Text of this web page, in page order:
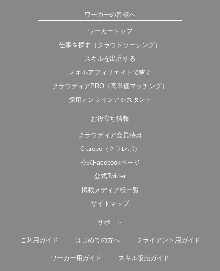
ワーカーの皆様へ
ワーカートップ
仕事を探す（クラウドソーシング）
スキルを出品する
スキルアフィリエイトで稼ぐ
クラウディアPRO（高単価マッチング）
採用オンラインアシスタント
お役立ち情報
クラウディア会員特典
Crarepo（クラレポ）
公式Facebookページ
公式Twitter
掲載メディア様一覧
サイトマップ
サポート
ご利用ガイド はじめての方へ クライアント用ガイド
ワーカー用ガイド スキル販売ガイド